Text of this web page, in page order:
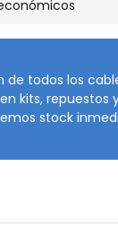
todos los
kits, repuestos
stock